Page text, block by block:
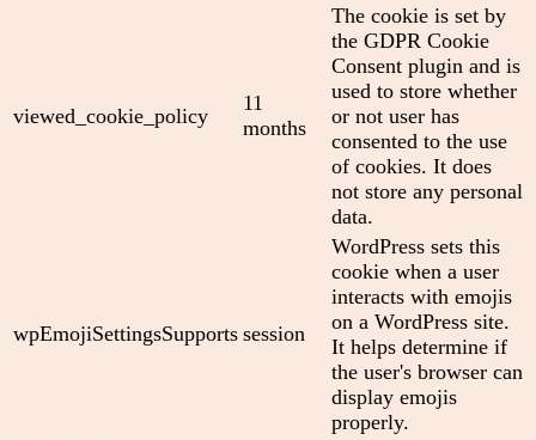
viewed_cookie_policy
11
months
The cookie is set by
the GDPR Cookie
Consent plugin and is
used to store whether
or not user has
consented to the use
of cookies. It does
not store any personal
data.
wpEmojiSettingsSupports session
WordPress sets this
cookie when a user
interacts with emojis
on a WordPress site.
It helps determine if
the user's browser can
display emojis
properly.